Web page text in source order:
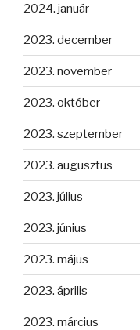
2024. január
2023. december
2023. november
2023. október
2023. szeptember
2023. augusztus
2023. július
2023. június
2023. május
2023. április
2023. március